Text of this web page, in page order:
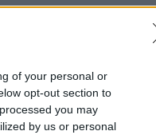
of your personal or
opt-out section to
you may
by us or personal